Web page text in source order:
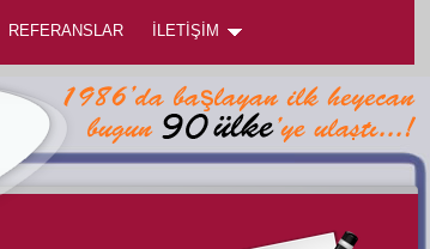
REFERANSLAR İLETİŞİM